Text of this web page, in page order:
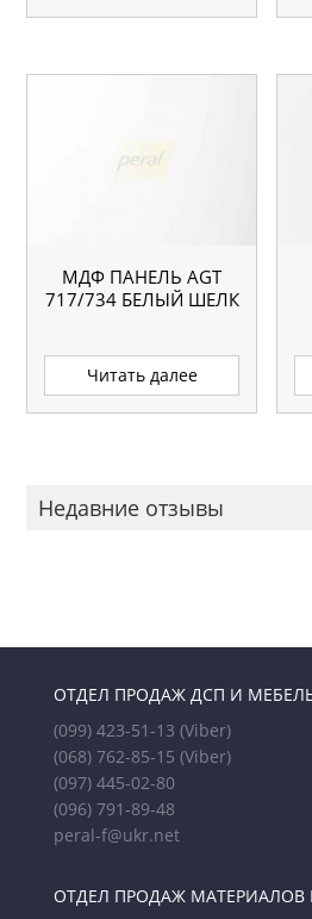
МДФ ПАНЕЛЬ AGT
717/734 БЕЛЫЙ ШЕЛК
Читать далее
Недавние отзывы
ОТДЕЛ ПРОДАЖ ДСП И
(099) 423-51-13 (Viber)
(068) 762-85-15 (Viber)
(097) 445-02-80
(096) 791-89-48
peral-f@ukr.net
ОТДЕЛ ПРОДАЖ МАТЕРИАЛОВ